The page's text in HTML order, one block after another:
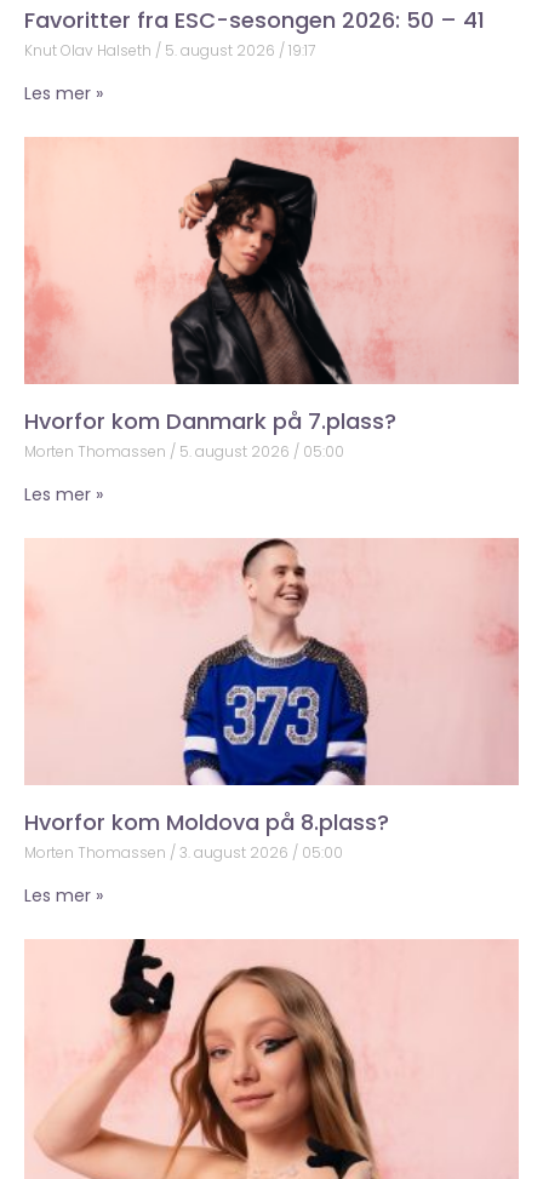
Favoritter fra ESC-sesongen 2026: 50 – 41
Knut Olav Halseth 5. august 2026 19:17
Les mer »
Hvorfor kom Danmark på 7.plass?
Morten Thomassen 5. august 2026 05:00
Les mer »
Hvorfor kom Moldova på 8.plass?
Morten Thomassen 3. august 2026 05:00
Les mer »